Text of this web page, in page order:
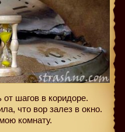
шагов в коридоре.
что вор залез в окно.
комнату.